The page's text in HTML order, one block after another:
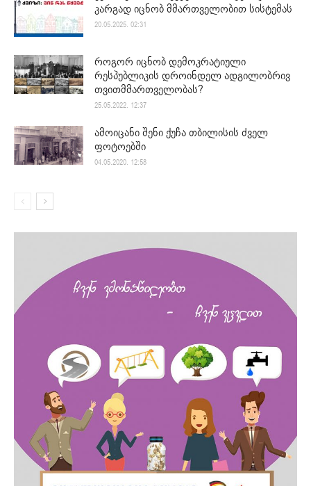
კარგად იცნობ მმართველობით სისტემას
20.05.2025. 02:31
როგორ იცნობ დემოკრატიული
რესპუბლიკის დროინდელ ადგილობრივ
თვითმმართველობას?
25.05.2022. 12:37
ამოიცანი შენი ქუჩა თბილისის ძველ
ფოტოებში
04.05.2020. 12:58